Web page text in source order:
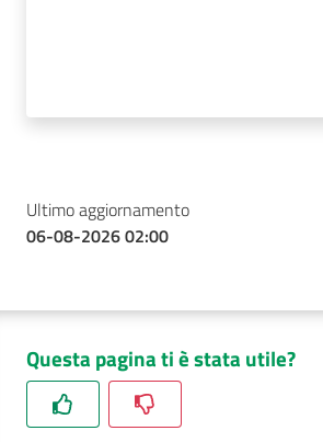
Ultimo aggiornamento
06-08-2026 02:00
Questa pagina ti è stata utile?